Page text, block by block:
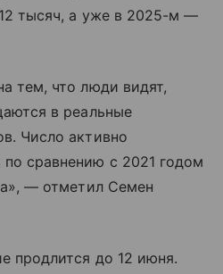
тысяч, а уже в 2025-м —
тем, что люди видят,
в реальные
Число активно
сравнению с 2021 годом
— отметил Семен
продлится до 12 июня.